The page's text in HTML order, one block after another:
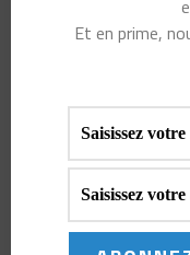
Envie de plus
notre newsletter
boîte mail ! Tu
Instagram,
Vous
Et en prime,